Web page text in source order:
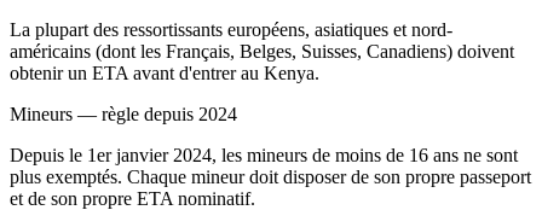
La plupart des ressortissants européens, asiatiques et nord-
américains (dont les Français, Belges, Suisses, Canadiens) doivent
obtenir un ETA avant d'entrer au Kenya.
Mineurs — règle depuis 2024
Depuis le 1er janvier 2024, les mineurs de moins de 16 ans ne sont
plus exemptés. Chaque mineur doit disposer de son propre passeport
et de son propre ETA nominatif.